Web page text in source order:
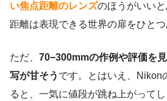
い焦点距離のレンズのほうがいい
距離は表現できる世界の扉をひとつ
ただ、 70−300mmの作例や評価を
写が甘そう です。とはいえ、Nikon
ると、一気に値段が跳ね上がって